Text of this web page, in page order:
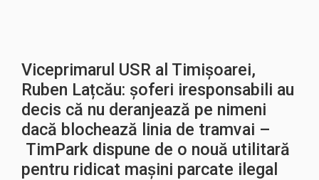
Viceprimarul USR al Timișoarei,
Ruben Lațcău: șoferi iresponsabili au
decis că nu deranjează pe nimeni
dacă blochează linia de tramvai –
TimPark dispune de o nouă utilitară
pentru ridicat mașini parcate ilegal